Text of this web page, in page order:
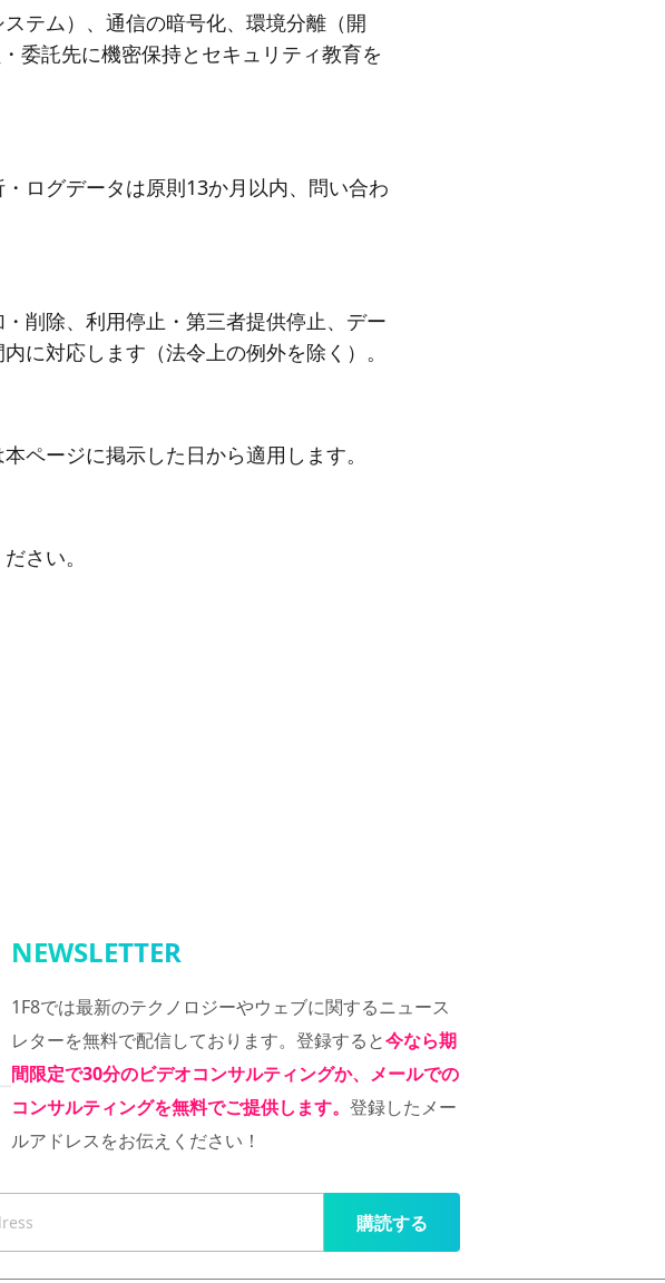
テム）、通信の暗号化、環境分離（開
委託先に機密保持とセキュリティ教育を
ログデータは原則13か月以内、問い合わ
削除、利用停止・第三者提供停止、デー
に対応します（法令上の例外を除く）。
ページに掲示した日から適用します。
さい。
NEWSLETTER
1F8では最新のテクノロジーやウェブに関するニュース
レターを無料で配信しております。登録すると今なら期
間限定で30分のビデオコンサルティングか、メールでの
コンサルティングを無料でご提供します。 登録したメー
ルアドレスをお伝えください！
購読する